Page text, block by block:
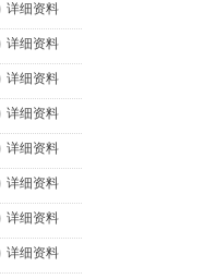
详细资料
详细资料
详细资料
详细资料
详细资料
详细资料
详细资料
详细资料